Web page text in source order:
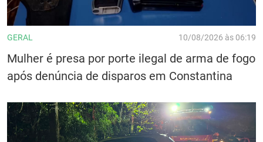
GERAL 10/08/2026 às 06:19
Mulher é presa por porte ilegal de arma de fogo
após denúncia de disparos em Constantina